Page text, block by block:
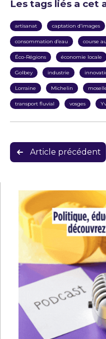
Les tags liés a cet
artisanat captation d’images
consommation d’eau course
Éco-Régions économie locale
Golbey industrie
Lorraine Michelin
transport fluvial vosges
Navigation
de
Article précédent